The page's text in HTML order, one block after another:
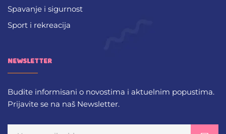
Spavanje i sigurnost
Sport i rekreacija
NEWSLETTER
Budite informisani o novostima i aktuelnim popustima.
Prijavite se na naš Newsletter.